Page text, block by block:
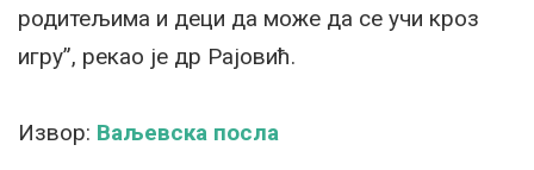
родитељима и деци да може да се учи кроз
игру”, рекао је др Рајовић.
Извор: Ваљевска посла